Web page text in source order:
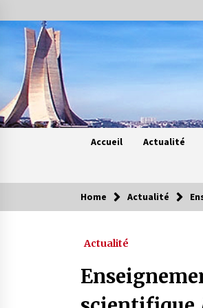
to
content
Accueil Actualité
Contes de
4 ans
Home Actualité
Actualité